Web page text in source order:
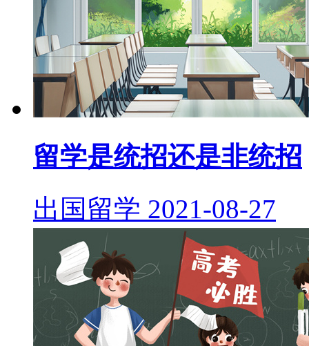
留学是统招还是非统招
出国留学 2021-08-27